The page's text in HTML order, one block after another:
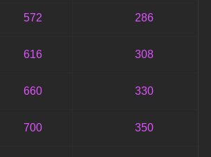
572 286
616 308
660 330
700 350